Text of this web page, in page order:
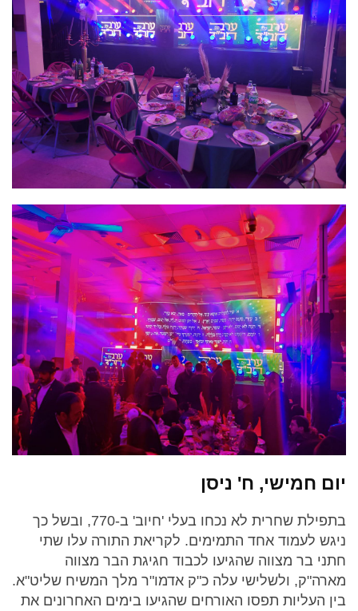
יום חמישי, ח' ניסן
בתפילת שחרית לא נכחו בעלי 'חיוב' ב-770, ובשל כך
ניגש לעמוד אחד התמימים. לקריאת התורה עלו שתי
חתני בר מצווה שהגיעו לכבוד חגיגת הבר מצווה
מארה"ק, ולשלישי עלה כ"ק אדמו"ר מלך המשיח שליט"א.
בין העליות תפסו האורחים שהגיעו בימים האחרונים את